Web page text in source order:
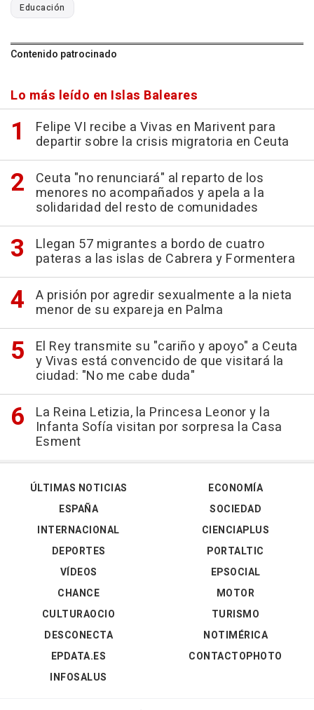
Educación
Contenido patrocinado
Lo más leído en Islas Baleares
Felipe VI recibe a Vivas en Marivent para
departir sobre la crisis migratoria en Ceuta
Ceuta "no renunciará" al reparto de los
menores no acompañados y apela a la
solidaridad del resto de comunidades
Llegan 57 migrantes a bordo de cuatro
pateras a las islas de Cabrera y Formentera
A prisión por agredir sexualmente a la nieta
menor de su expareja en Palma
El Rey transmite su "cariño y apoyo" a Ceuta
y Vivas está convencido de que visitará la
ciudad: "No me cabe duda"
La Reina Letizia, la Princesa Leonor y la
Infanta Sofía visitan por sorpresa la Casa
Esment
ÚLTIMAS NOTICIAS
ESPAÑA
INTERNACIONAL
DEPORTES
VÍDEOS
ECONOMÍA
SOCIEDAD
CIENCIAPLUS
PORTALTIC
EPSOCIAL
CHANCE
CULTURAOCIO
DESCONECTA
EPDATA.ES
INFOSALUS
MOTOR
TURISMO
NOTIMÉRICA
CONTACTOPHOTO